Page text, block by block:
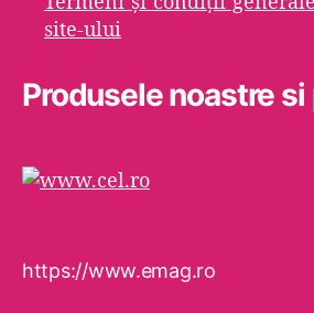
site-ului
Produsele noastre si
https://www.emag.ro